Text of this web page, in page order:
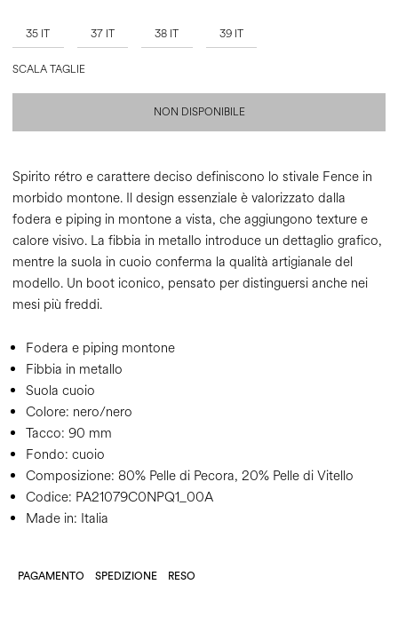
35 IT 37 IT 38 IT 39 IT
SCALA TAGLIE
NON DISPONIBILE
Spirito rétro e carattere deciso definiscono lo stivale Fence in
morbido montone. Il design essenziale è valorizzato dalla
fodera e piping in montone a vista, che aggiungono texture e
calore visivo. La fibbia in metallo introduce un dettaglio grafico,
mentre la suola in cuoio conferma la qualità artigianale del
modello. Un boot iconico, pensato per distinguersi anche nei
mesi più freddi.
Fodera e piping montone
Fibbia in metallo
Suola cuoio
Colore: nero/nero
Tacco: 90 mm
Fondo: cuoio
Composizione: 80% Pelle di Pecora, 20% Pelle di Vitello
Codice: PA21079C0NPQ1_00A
Made in: Italia
PAGAMENTO SPEDIZIONE RESO